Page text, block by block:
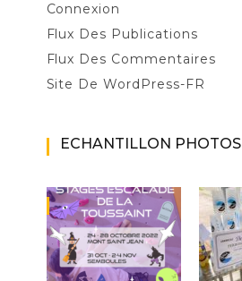
Connexion
Flux Des Publications
Flux Des Commentaires
Site De WordPress-FR
ECHANTILLON PHOTOS